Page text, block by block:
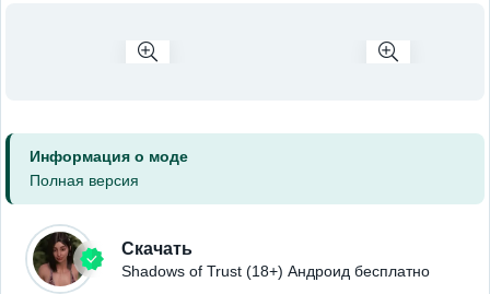
Информация о моде
Полная версия
Скачать
Shadows of Trust (18+) Андроид бесплатно